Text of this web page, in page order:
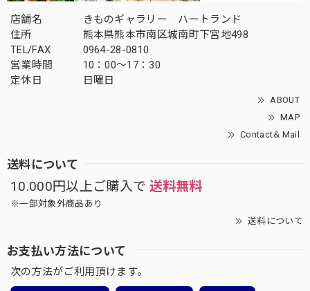
店舗名
きものギャラリー ハートランド
住所
熊本県熊本市南区城南町下宮地498
TEL/FAX
0964-28-0810
営業時間
10：00～17：30
定休日
日曜日
ABOUT
MAP
Contact＆Mail
送料について
10.000円以上ご購入で 送料無料
※一部対象外商品あり
送料について
お支払い方法について
次の方法がご利用頂けます。